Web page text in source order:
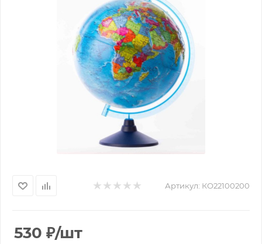
Артикул: КО22100200
530 ₽/шт